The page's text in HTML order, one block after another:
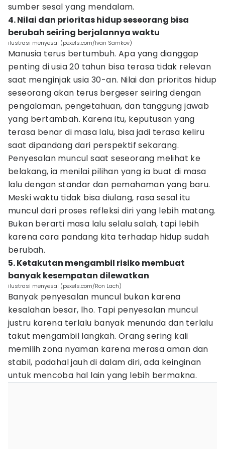
sumber sesal yang mendalam.
4. Nilai dan prioritas hidup seseorang bisa
berubah seiring berjalannya waktu
ilustrasi menyesal (pexels.com/Ivan Samkov)
Manusia terus bertumbuh. Apa yang dianggap
penting di usia 20 tahun bisa terasa tidak relevan
saat menginjak usia 30-an. Nilai dan prioritas hidup
seseorang akan terus bergeser seiring dengan
pengalaman, pengetahuan, dan tanggung jawab
yang bertambah. Karena itu, keputusan yang
terasa benar di masa lalu, bisa jadi terasa keliru
saat dipandang dari perspektif sekarang.
Penyesalan muncul saat seseorang melihat ke
belakang, ia menilai pilihan yang ia buat di masa
lalu dengan standar dan pemahaman yang baru.
Meski waktu tidak bisa diulang, rasa sesal itu
muncul dari proses refleksi diri yang lebih matang.
Bukan berarti masa lalu selalu salah, tapi lebih
karena cara pandang kita terhadap hidup sudah
berubah.
5. Ketakutan mengambil risiko membuat
banyak kesempatan dilewatkan
ilustrasi menyesal (pexels.com/Ron Lach)
Banyak penyesalan muncul bukan karena
kesalahan besar, lho. Tapi penyesalan muncul
justru karena terlalu banyak menunda dan terlalu
takut mengambil langkah. Orang sering kali
memilih zona nyaman karena merasa aman dan
stabil, padahal jauh di dalam diri, ada keinginan
untuk mencoba hal lain yang lebih bermakna.